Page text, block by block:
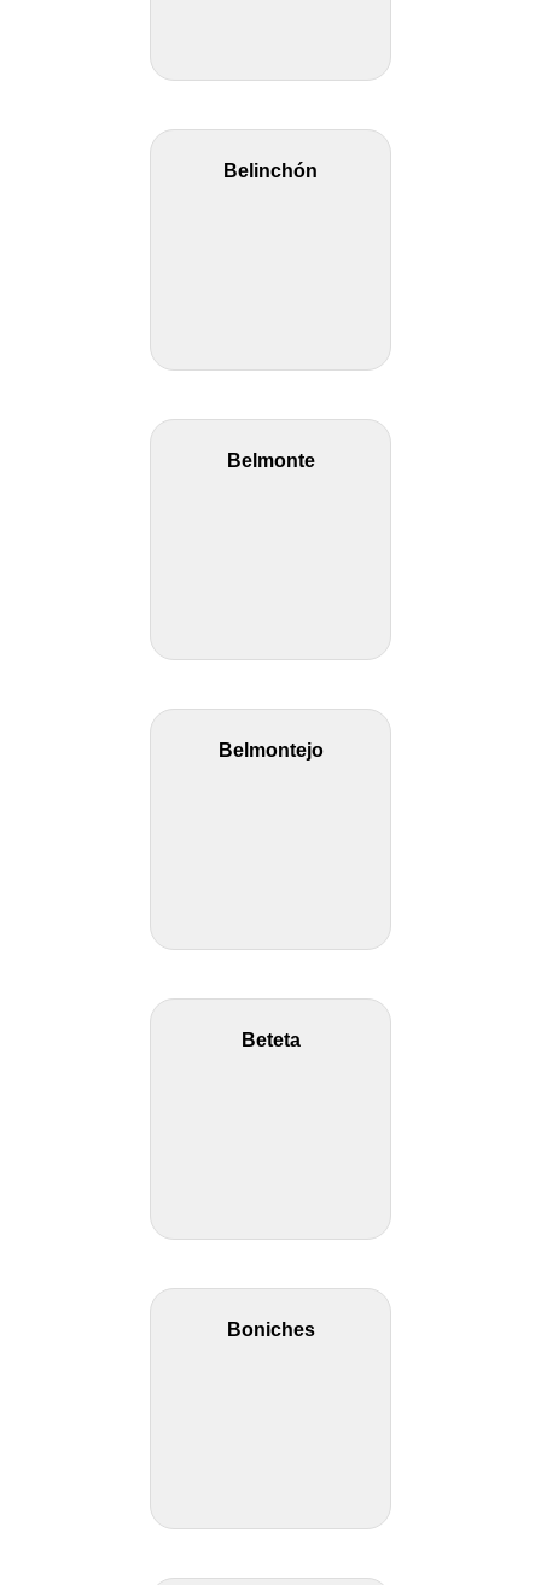
Belinchón
Belmonte
Belmontejo
Beteta
Boniches